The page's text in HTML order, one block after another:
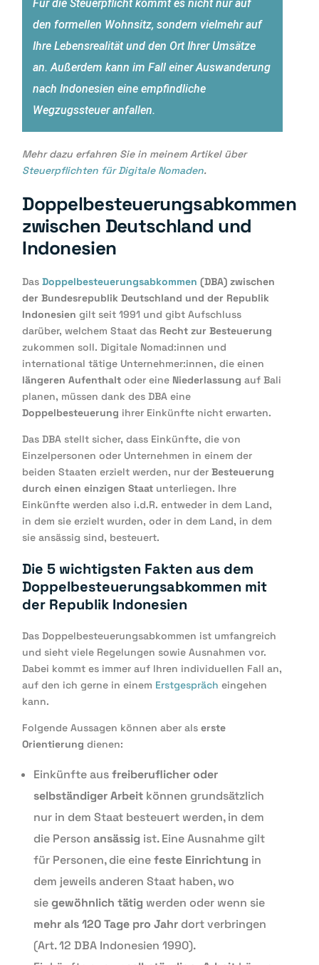
Für die Steuerpflicht kommt es nicht nur auf
den formellen Wohnsitz, sondern vielmehr auf
Ihre Lebensrealität und den Ort Ihrer Umsätze
an. Außerdem kann im Fall einer Auswanderung
nach Indonesien eine empfindliche
Wegzugssteuer anfallen.
Mehr dazu erfahren Sie in meinem Artikel über
Steuerpflichten für Digitale Nomaden.
Doppelbesteuerungsabkommen
zwischen Deutschland und
Indonesien
DasDoppelbesteuerungsabkommen (DBA) zwischen
der Bundesrepublik Deutschland und der Republik
Indonesien gilt seit 1991 und gibt Aufschluss
darüber, welchem Staat das Recht zur Besteuerung
zukommen soll. Digitale Nomad:innen und
international tätige Unternehmer:innen, die einen
längeren Aufenthalt oder eine Niederlassung auf Bali
planen, müssen dank des DBA eine
Doppelbesteuerung ihrer Einkünfte nicht erwarten.
Das DBA stellt sicher, dass Einkünfte, die von
Einzelpersonen oder Unternehmen in einem der
beiden Staaten erzielt werden, nur derBesteuerung
durch einen einzigen Staat unterliegen. Ihre
Einkünfte werden also i.d.R. entweder in dem Land,
in dem sie erzielt wurden, oder in dem Land, in dem
sie ansässig sind, besteuert.
Die 5 wichtigsten Fakten aus dem
Doppelbesteuerungsabkommen mit
der Republik Indonesien
Das Doppelbesteuerungsabkommen ist umfangreich
und sieht viele Regelungen sowie Ausnahmen vor.
Dabei kommt es immer auf Ihren individuellen Fall an,
auf den ich gerne in einem Erstgespräch eingehen
kann.
Folgende Aussagen können aber alserste
Orientierung dienen:
Einkünfte ausfreiberuflicher oder
selbständiger Arbeit können grundsätzlich
nur in dem Staat besteuert werden, in dem
die Personansässig ist. Eine Ausnahme gilt
für Personen, die einefeste Einrichtung in
dem jeweils anderen Staat haben, wo
siegewöhnlich tätig werden oder wenn sie
mehr als 120 Tage pro Jahr dort verbringen
(Art. 12 DBA Indonesien 1990).